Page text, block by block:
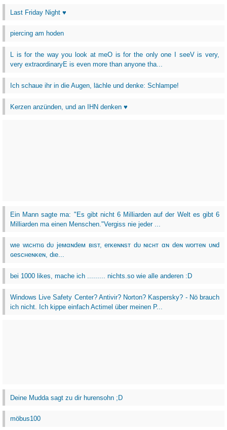
Last Friday Night ♥
piercing am hoden
L is for the way you look at meO is for the only one I seeV is very,
very extraordinaryE is even more than anyone tha...
Ich schaue ihr in die Augen, lächle und denke: Schlampe!
Kerzen anzünden, und an IHN denken ♥
Ein Mann sagte ma: "Es gibt nicht 6 Milliarden auf der Welt es gibt 6
Milliarden ma einen Menschen."Vergiss nie jeder ...
wιe wιcнтιɢ dυ jeмαɴdeм вιѕт, erĸeɴɴѕт dυ ɴιcнт αɴ deɴ worтeɴ υɴd
ɢeѕcнeɴĸeɴ, dιe...
bei 1000 likes, mache ich ......... nichts.so wie alle anderen :D
Windows Live Safety Center? Antivir? Norton? Kaspersky? - Nö brauch
ich nicht. Ich kippe einfach Actimel über meinen P...
Deine Mudda sagt zu dir hurensohn ;D
möbus100